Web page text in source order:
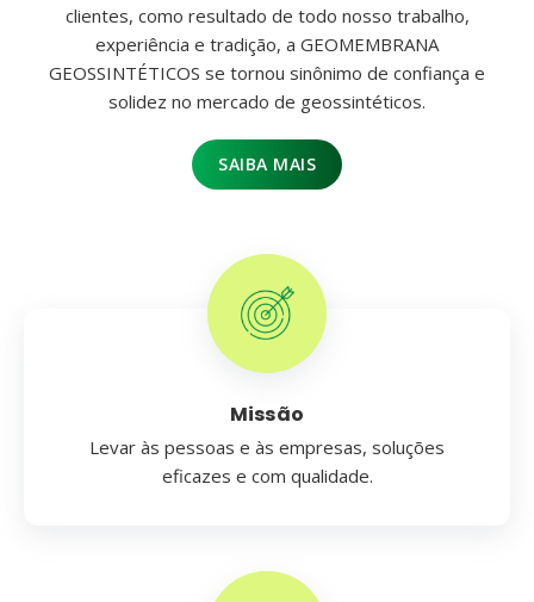
clientes, como resultado de todo nosso trabalho,
experiência e tradição, a GEOMEMBRANA
GEOSSINTÉTICOS se tornou sinônimo de confiança e
solidez no mercado de geossintéticos.
SAIBA MAIS
Missão
Levar às pessoas e às empresas, soluções
eficazes e com qualidade.